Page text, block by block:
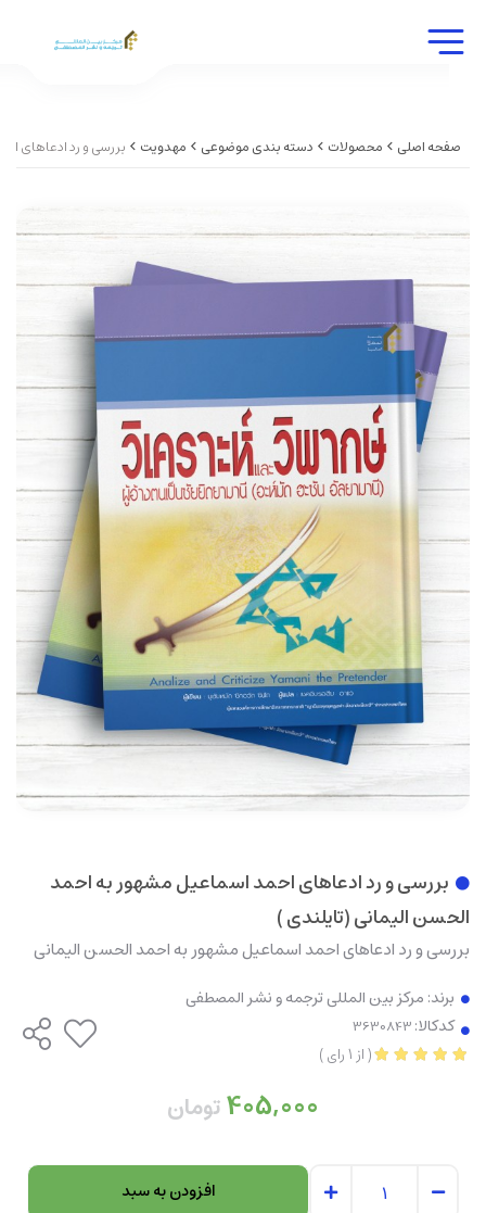
صفحه اصلی محصولات دسته بندی موضوعی مهدویت بررسی و رد ادعاهای
بررسی و رد ادعاهای احمد اسماعیل مشهور به احمد
الحسن الیمانی (تايلندی )
بررسی و رد ادعاهای احمد اسماعیل مشهور به احمد الحسن الیمانی
برند: مرکز بین المللی ترجمه و نشر المصطفی
کدکالا:
(از1رای)
405,000تومان
افزودن به سبد